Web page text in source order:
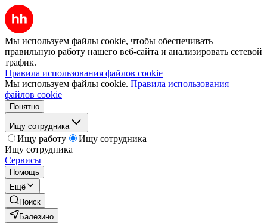
Мы используем файлы cookie, чтобы обеспечивать
правильную работу нашего веб-сайта и анализировать сетевой
трафик.
Правила использования файлов cookie
Мы используем файлы cookie. Правила использования
файлов cookie
Понятно
Ищу сотрудника
Ищу работу
Ищу сотрудника
Ищу сотрудника
Сервисы
Помощь
Ещё
Поиск
Балезино